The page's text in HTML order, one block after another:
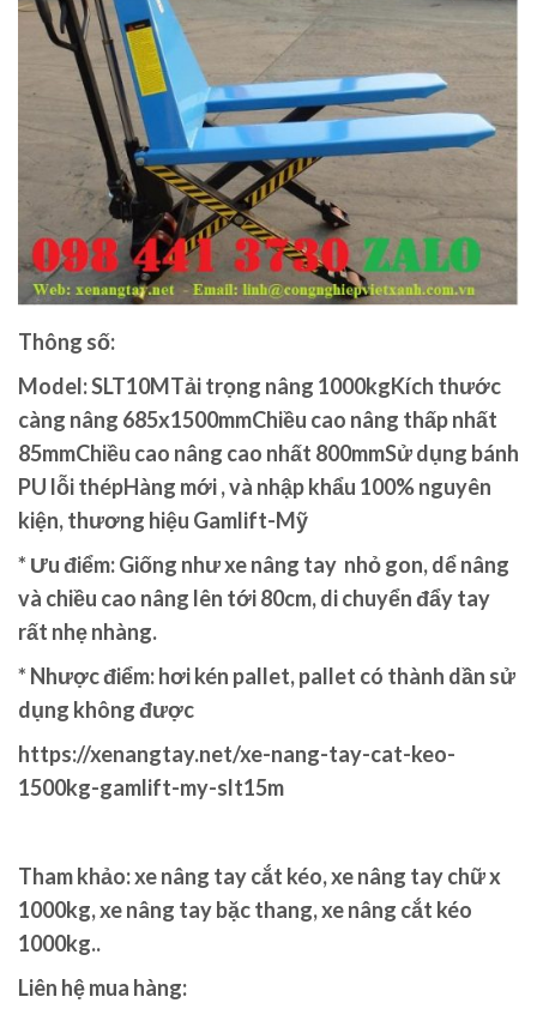
Thông số:
Model: SLT10MTải trọng nâng 1000kgKích thước
càng nâng 685x1500mmChiều cao nâng thấp nhất
85mmChiều cao nâng cao nhất 800mmSử dụng bánh
PU lỗi thépHàng mới , và nhập khẩu 100% nguyên
kiện, thương hiệu Gamlift-Mỹ
* Ưu điểm:Giống như xe nâng tay nhỏ gon, dể nâng
và chiều cao nâng lên tới 80cm, di chuyển đẩy tay
rất nhẹ nhàng.
* Nhược điểm:hơi kén pallet, pallet có thành dần sử
dụng không được
https://xenangtay.net/xe-nang-tay-cat-keo-
1500kg-gamlift-my-slt15m
Tham khảo:xe nâng tay cắt kéo, xe nâng tay chữ x
1000kg, xe nâng tay bặc thang, xe nâng cắt kéo
1000kg..
Liên hệ mua hàng: